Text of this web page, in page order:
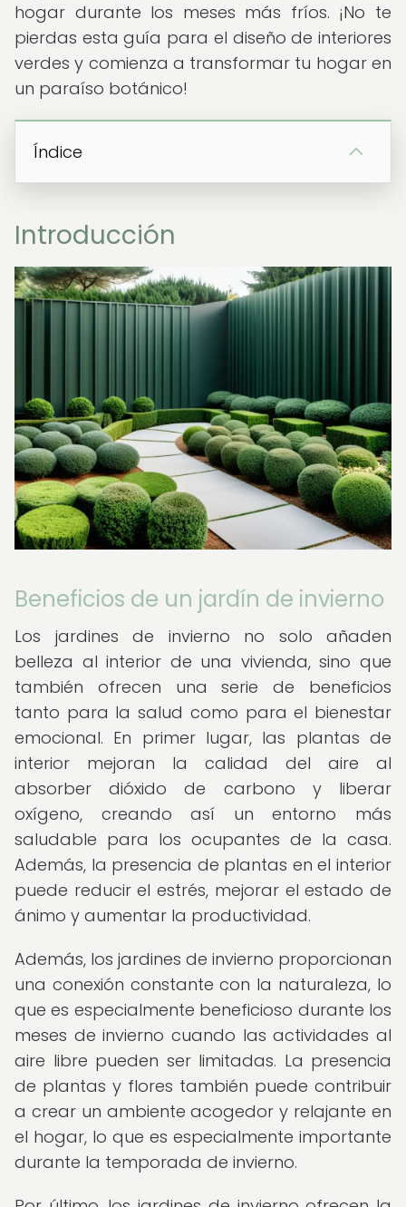
hogar durante los meses más fríos. ¡No te
pierdas esta guía para el diseño de interiores
verdes y comienza a transformar tu hogar en
un paraíso botánico!
Índice
Introducción
Beneficios de un jardín de invierno
Los jardines de invierno no solo añaden
belleza al interior de una vivienda, sino que
también ofrecen una serie de beneficios
tanto para la salud como para el bienestar
emocional. En primer lugar, las plantas de
interior mejoran la calidad del aire al
absorber dióxido de carbono y liberar
oxígeno, creando así un entorno más
saludable para los ocupantes de la casa.
Además, la presencia de plantas en el interior
puede reducir el estrés, mejorar el estado de
ánimo y aumentar la productividad.
Además, los jardines de invierno proporcionan
una conexión constante con la naturaleza, lo
que es especialmente beneficioso durante los
meses de invierno cuando las actividades al
aire libre pueden ser limitadas. La presencia
de plantas y flores también puede contribuir
a crear un ambiente acogedor y relajante en
el hogar, lo que es especialmente importante
durante la temporada de invierno.